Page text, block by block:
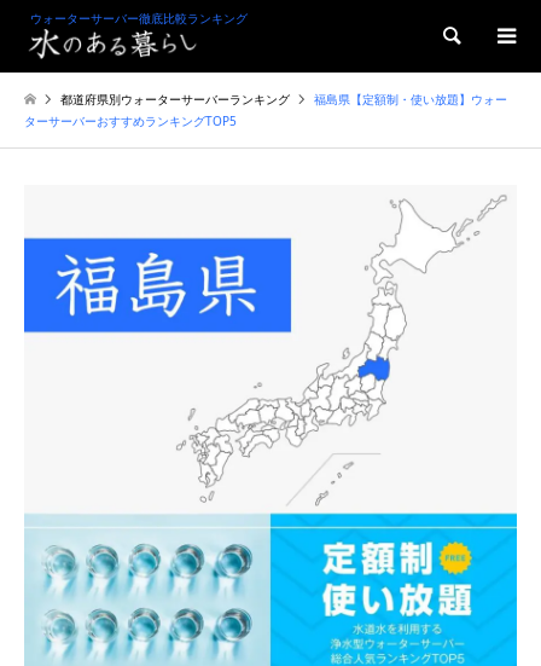
ウォーターサーバー徹底比較ランキング
検索
都道府県別ウォーターサーバーランキング
福島県【定額制・使い放題】ウォー
ターサーバーおすすめランキングTOP5